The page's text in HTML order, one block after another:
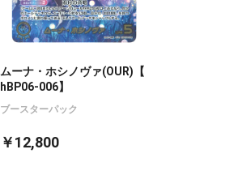
ムーナ・ホシノヴァ(OUR)【
hBP06-006】
ブースターパック
￥12,800